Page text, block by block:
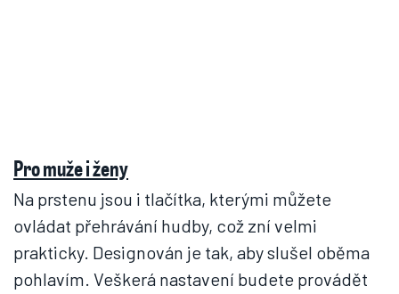
Pro muže i ženy
Na prstenu jsou i tlačítka, kterými můžete
ovládat přehrávání hudby, což zní velmi
prakticky. Designován je tak, aby slušel oběma
pohlavím. Veškerá nastavení budete provádět